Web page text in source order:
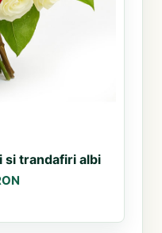
si trandafiri albi